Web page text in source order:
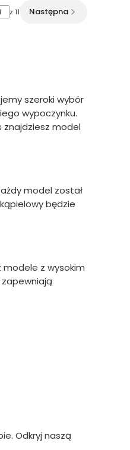
z 11 Następna
szeroki wybór
wypoczynku.
znajdziesz model
model został
będzie
z wysokim
Odkryj naszą